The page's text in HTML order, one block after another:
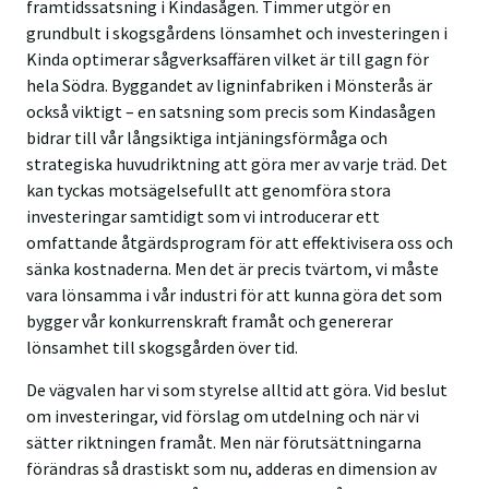
framtidssatsning i Kindasågen. Timmer utgör en
grundbult i skogsgårdens lönsamhet och investeringen i
Kinda optimerar sågverksaffären vilket är till gagn för
hela Södra. Byggandet av ligninfabriken i Mönsterås är
också viktigt – en satsning som precis som Kindasågen
bidrar till vår långsiktiga intjäningsförmåga och
strategiska huvudriktning att göra mer av varje träd. Det
kan tyckas motsägelsefullt att genomföra stora
investeringar samtidigt som vi introducerar ett
omfattande åtgärdsprogram för att effektivisera oss och
sänka kostnaderna. Men det är precis tvärtom, vi måste
vara lönsamma i vår industri för att kunna göra det som
bygger vår konkurrenskraft framåt och genererar
lönsamhet till skogsgården över tid.
De vägvalen har vi som styrelse alltid att göra. Vid beslut
om investeringar, vid förslag om utdelning och när vi
sätter riktningen framåt. Men när förutsättningarna
förändras så drastiskt som nu, adderas en dimension av